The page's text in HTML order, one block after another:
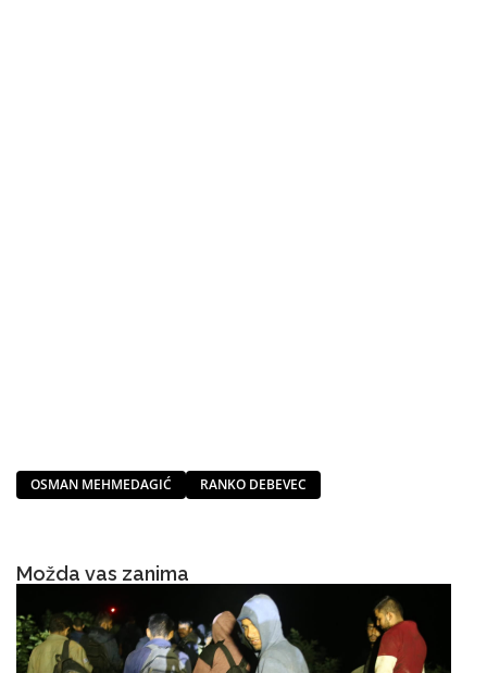
OSMAN MEHMEDAGIĆ RANKO DEBEVEC
Možda vas zanima